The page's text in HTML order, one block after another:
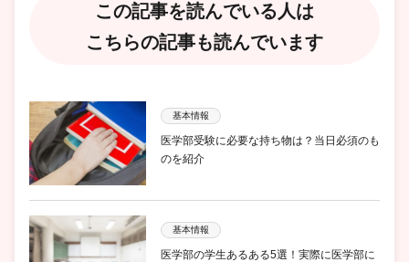
この記事を読んでいる人は
こちらの記事も読んでいます
基本情報
医学部受験に必要な持ち物は？当日必須のも
のを紹介
基本情報
医学部の学生あるある5選！実際に医学部に